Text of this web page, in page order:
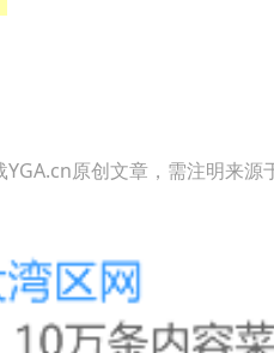
原创文章，需注明来